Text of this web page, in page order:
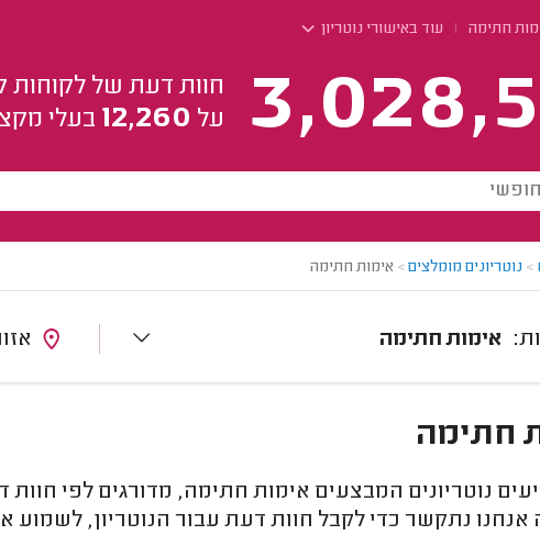
חתימה עוד באישורי נוטריון
חוות דעת של לקוחות
על 12,260 בעלי
> נוטריונים מומלצים> אימות חתימה
אימות חתימה
חתימה
נוטריונים המבצעים אימות חתימה, מדורגים לפי
נתקשר כדי לקבל חוות דעת עבור הנוטריון, לשמוע